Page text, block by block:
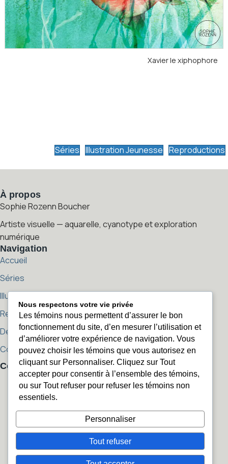
Xavier le xiphophore
Séries Illustration Jeunesse Reproductions
À propos
Sophie Rozenn Boucher
Artiste visuelle — aquarelle, cyanotype et exploration
numérique
Navigation
Accueil
Séries
Illustration Jeunesse
Reproductions
Démarche artistique
Contact
Contact
sophierozenn@sophierozenn.com
sophierozenn@sophierozenn.com
450 405-2506
450 405-2506
Instagram
Facebook
Facebook
Nous respectons votre vie privée
Les témoins nous permettent d’assurer le bon
fonctionnement du site, d’en mesurer l’utilisation et
d’améliorer votre expérience de navigation. Vous
pouvez choisir les témoins que vous autorisez en
cliquant sur Personnaliser. Cliquez sur Tout
accepter pour consentir à l’ensemble des témoins,
ou sur Tout refuser pour refuser les témoins non
essentiels.
Personnaliser
Tout refuser